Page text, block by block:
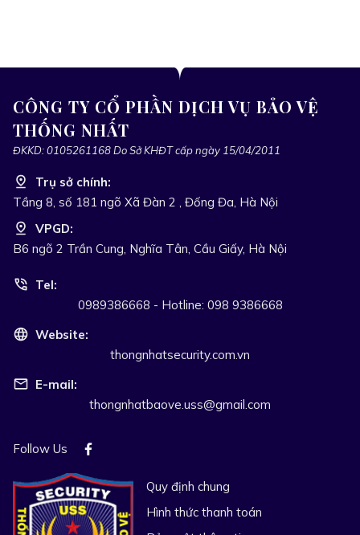
CÔNG TY CỔ PHẦN DỊCH VỤ BẢO VỆ
THỐNG NHẤT
ĐKKD: 0105261168 Do Sở KHĐT cấp ngày 15/04/2011
Trụ sở chính:
Tầng 8, số 181 ngõ Xã Đàn 2 , Đống Đa, Hà Nội
VPGD:
B6 ngõ 2 Trần Cung, Nghĩa Tân, Cầu Giấy, Hà Nội
Tel:
0989386668 - Hotline: 098 9386668
Website:
thongnhatsecurity.com.vn
E-mail:
thongnhatbaove.uss@gmail.com
Follow Us
Quy định chung
Hình thức thanh toán